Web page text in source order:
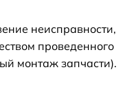
неисправности,
проведенного
монтаж запчасти).